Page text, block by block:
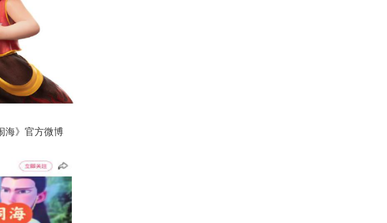
》官方微博